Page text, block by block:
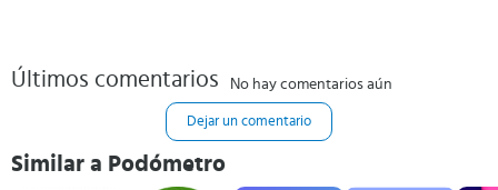
Últimos comentarios No hay comentarios aún
Dejar un comentario
Similar a Podómetro